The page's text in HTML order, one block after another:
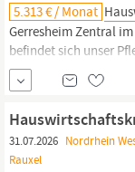
5.313 € / Monat
Gerresheim Zentral
befindet sich unser
Mittelpunkt steht bei
mit Demenz. Unsere
konzeptionell auf
uns besonders. Sie
31.07.2026 Nordrhein
Rauxel